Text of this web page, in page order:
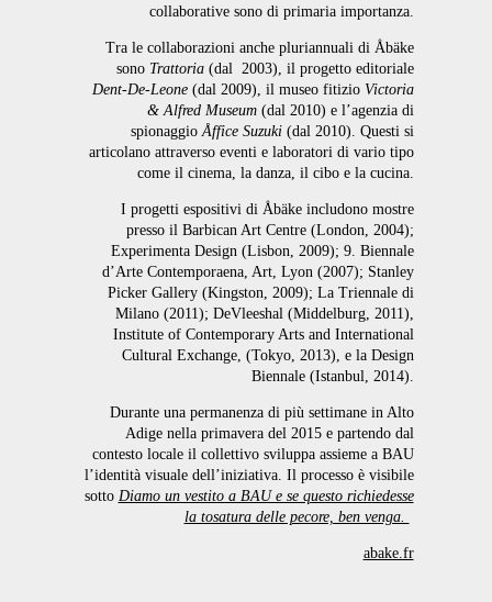
collaborative sono di primaria importanza.
Tra le collaborazioni anche pluriannuali di Åbäke
sono Trattoria(dal 2003), il progetto editoriale
Dent-De-Leone (dal 2009), il museo fitizio Victoria
& Alfred Museum(dal 2010) e l’agenzia di
spionaggio Åffice Suzuki(dal 2010). Questi si
articolano attraverso eventi e laboratori di vario tipo
come il cinema, la danza, il cibo e la cucina.
I progetti espositivi di Åbäke includono mostre
presso il Barbican Art Centre (London, 2004);
Experimenta Design (Lisbon, 2009); 9. Biennale
d’Arte Contemporaena, Art, Lyon (2007); Stanley
Picker Gallery (Kingston, 2009); La Triennale di
Milano (2011); DeVleeshal (Middelburg, 2011),
Institute of Contemporary Arts and International
Cultural Exchange, (Tokyo, 2013), e la Design
Biennale (Istanbul, 2014).
Durante una permanenza di più settimane in Alto
Adige nella primavera del 2015 e partendo dal
contesto locale il collettivo sviluppa assieme a BAU
l’identità visuale dell’iniziativa. Il processo è visibile
sotto Diamo un vestito a BAU e se questo richiedesse
la tosatura delle pecore, ben venga.
abake.fr